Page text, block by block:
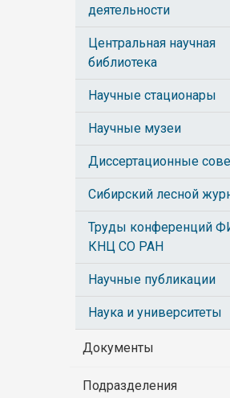
деятельности
Центральная научная
библиотека
Научные стационары
Научные музеи
Диссертационные
Сибирский лесной
Труды конференций
КНЦ СО РАН
Научные публикации
Наука и университеты
Документы
Подразделения